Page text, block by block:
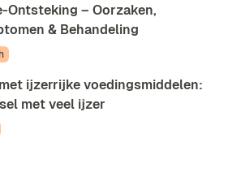
Ontsteking – Oorzaken,
& Behandeling
ijzerrijke voedingsmiddelen:
met veel ijzer